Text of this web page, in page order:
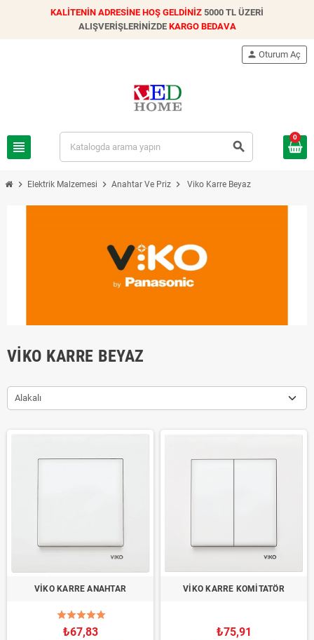
KALİTENİN ADRESİNE HOŞ GELDİNİZ 5000 TL ÜZERİ
ALIŞVERİŞLERİNİZDE KARGO BEDAVA
view_headline search
person Oturum Aç
0
chevron_right Elektrik Malzemesi chevron_right Anahtar Ve Priz chevron_right Viko Karre Beyaz
VIKO KARRE BEYAZ
Alakalı
VİKO KARRE ANAHTAR
₺67,83
VİKO KARRE KOMİTATÖR
₺75,91